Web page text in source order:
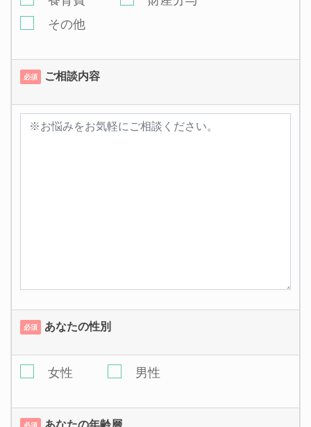
その他
必須 ご相談内容
必須 あなたの性別
女性 男性
必須